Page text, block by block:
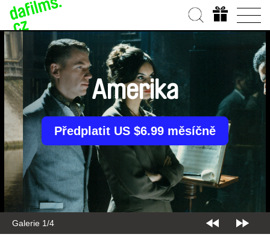
Galerie 2/4
Amerika
Předplatit US $6.99 měsíčně